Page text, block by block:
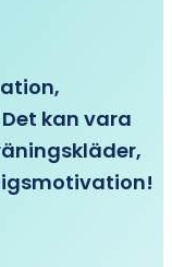
kan vara